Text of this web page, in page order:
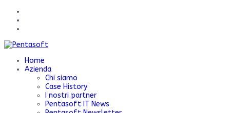
Home
Azienda
Chi siamo
Case History
I nostri partner
Pentasoft IT News